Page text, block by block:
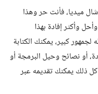
ميديا، فأنت حر وهذا
وأكثر إفادة بهذا
كبير، يمكنك الكتابة
أو نصائح وحيل البرمجة أو
ذلك يمكنك تقديمه عبر